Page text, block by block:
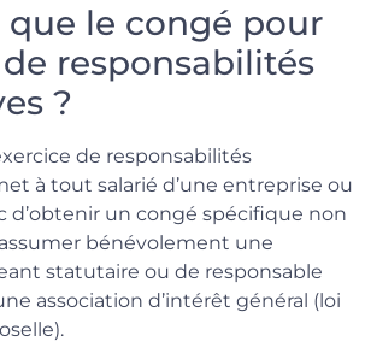
que le congé pour
de responsabilités
?
de responsabilités
à tout salarié d’une entreprise ou
d’obtenir un congé spécifique non
bénévolement une
statutaire ou de responsable
association d’intérêt général (loi